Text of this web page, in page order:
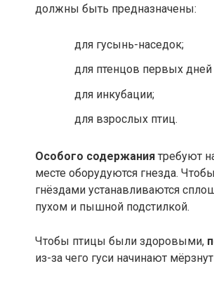
должны быть предназначены:
для гусынь-наседок;
для птенцов первых
для инкубации;
для взрослых птиц.
Особого содержания требуют
месте оборудуются гнезда.
гнёздами устанавливаются
пухом и пышной подстилкой.
Чтобы птицы были здоровыми,
из-за чего гуси начинают